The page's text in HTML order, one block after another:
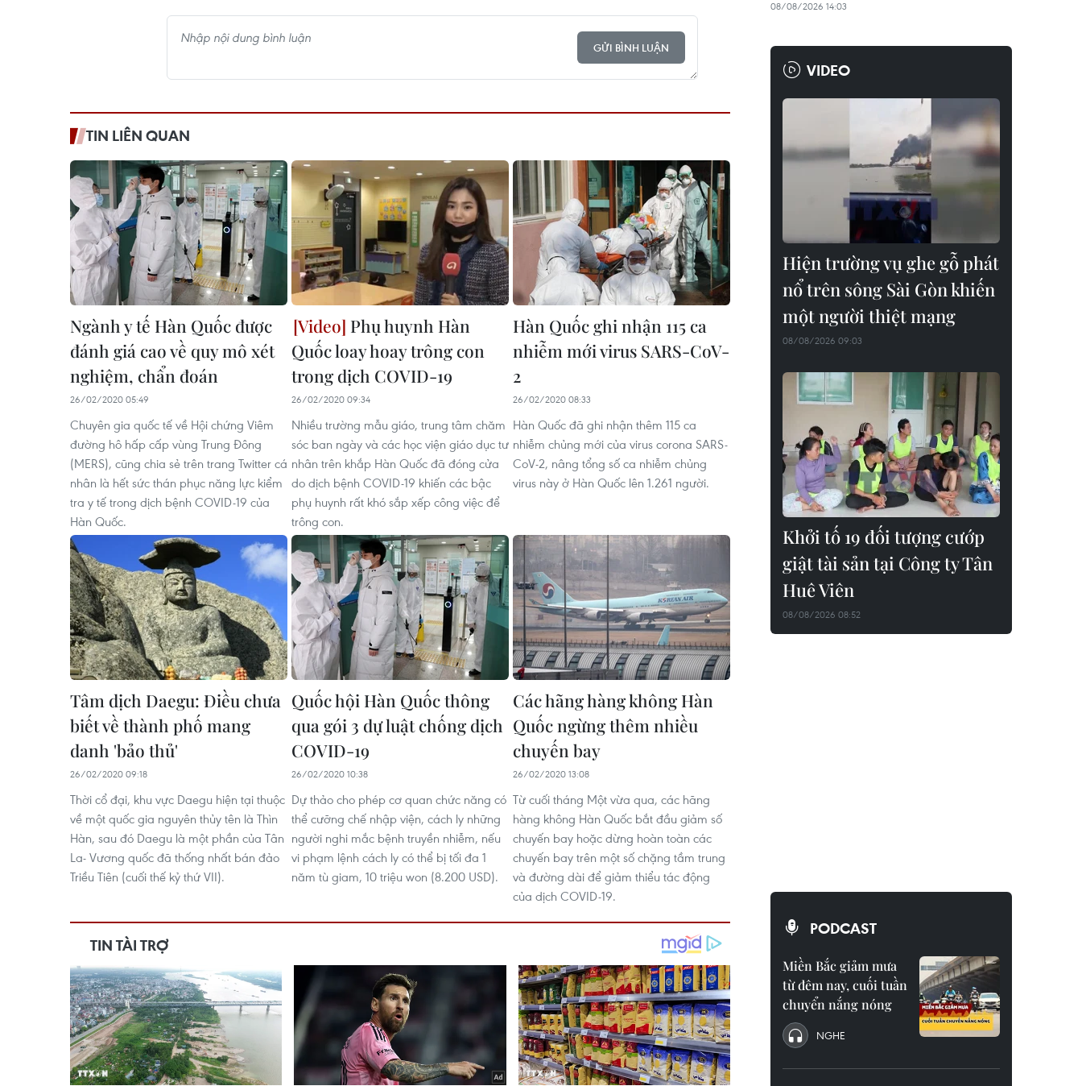
GỬI BÌNH LUẬN
TIN LIÊN QUAN
Ngành y tế Hàn Quốc được
đánh giá cao về quy mô xét
nghiệm, chẩn đoán
26/02/2020 05:49
Chuyên gia quốc tế về Hội chứng Viêm
đường hô hấp cấp vùng Trung Đông
(MERS), cũng chia sẻ trên trang Twitter cá
nhân là hết sức thán phục năng lực kiểm
tra y tế trong dịch bệnh COVID-19 của
Hàn Quốc.
Phụ huynh Hàn
Quốc loay hoay trông con
trong dịch COVID-19
26/02/2020 09:34
Nhiều trường mẫu giáo, trung tâm chăm
sóc ban ngày và các học viện giáo dục tư
nhân trên khắp Hàn Quốc đã đóng cửa
do dịch bệnh COVID-19 khiến các bậc
phụ huynh rất khó sắp xếp công việc để
trông con.
Hàn Quốc ghi nhận 115 ca
nhiễm mới virus SARS-CoV-
2
26/02/2020 08:33
Hàn Quốc đã ghi nhận thêm 115 ca
nhiễm chủng mới của virus corona SARS-
CoV-2, nâng tổng số ca nhiễm chủng
virus này ở Hàn Quốc lên 1.261 người.
Tâm dịch Daegu: Điều chưa
biết về thành phố mang
danh 'bảo thủ'
26/02/2020 09:18
Thời cổ đại, khu vực Daegu hiện tại thuộc
về một quốc gia nguyên thủy tên là Thìn
Hàn, sau đó Daegu là một phần của Tân
La- Vương quốc đã thống nhất bán đảo
Triều Tiên (cuối thế kỷ thứ VII).
Quốc hội Hàn Quốc thông
qua gói 3 dự luật chống dịch
COVID-19
26/02/2020 10:38
Dự thảo cho phép cơ quan chức năng có
thể cưỡng chế nhập viện, cách ly những
người nghi mắc bệnh truyền nhiễm, nếu
vi phạm lệnh cách ly có thể bị tối đa 1
năm tù giam, 10 triệu won (8.200 USD).
Các hãng hàng không Hàn
Quốc ngừng thêm nhiều
chuyến bay
26/02/2020 13:08
Từ cuối tháng Một vừa qua, các hãng
hàng không Hàn Quốc bắt đầu giảm số
chuyến bay hoặc dừng hoàn toàn các
chuyến bay trên một số chặng tầm trung
và đường dài để giảm thiểu tác động
của dịch COVID-19.
08/08/2026 14:03
VIDEO
Hiện trường vụ ghe gỗ phát
nổ trên sông Sài Gòn khiến
một người thiệt mạng
08/08/2026 09:03
Khởi tố 19 đối tượng cướp
giật tài sản tại Công ty Tân
Huê Viên
08/08/2026 08:52
PODCAST
Miền Bắc giảm mưa
từ đêm nay, cuối tuần
chuyển nắng nóng
NGHE